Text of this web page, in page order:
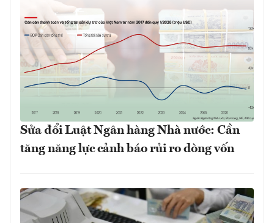
Sửa đổi Luật Ngân hàng Nhà nước: Cần
tăng năng lực cảnh báo rủi ro dòng vốn